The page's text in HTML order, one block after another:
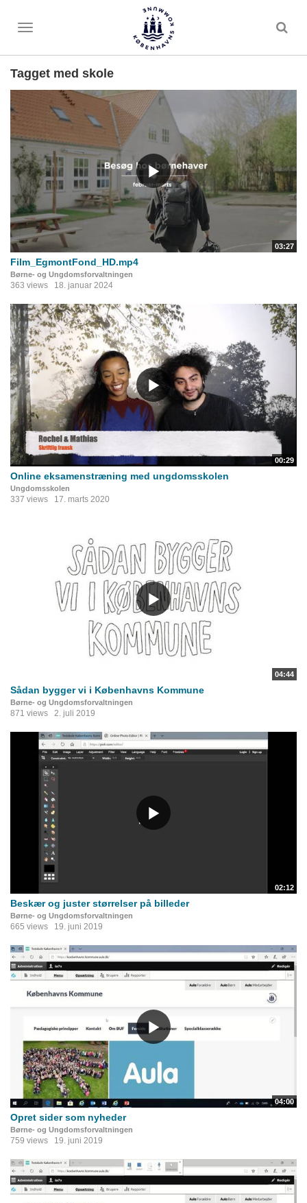
Toggle
Tagget med skole
03:27
Film_EgmontFond_HD.mp4
Børne- og Ungdomsforvaltningen
363 views 18. januar 2024
00:29
Online eksamenstræning med ungdomsskolen
Ungdomsskolen
337 views 17. marts 2020
04:44
Sådan bygger vi i Københavns Kommune
Børne- og Ungdomsforvaltningen
871 views 2. juli 2019
02:12
Beskær og juster størrelser på billeder
Børne- og Ungdomsforvaltningen
665 views 19. juni 2019
04:00
Opret sider som nyheder
Børne- og Ungdomsforvaltningen
759 views 19. juni 2019